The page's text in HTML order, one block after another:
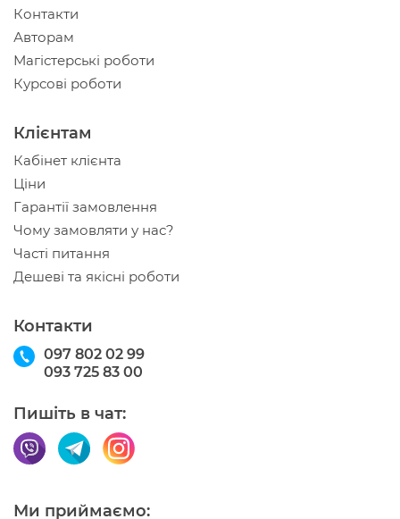
Контакти
Авторам
Магістерські роботи
Курсові роботи
Клієнтам
Кабінет клієнта
Ціни
Гарантії замовлення
Чому замовляти у нас?
Часті питання
Дешеві та якісні роботи
Контакти
097 802 02 99
093 725 83 00
Пишіть в чат:
Ми приймаємо: